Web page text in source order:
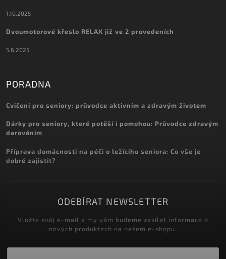
1.10.2025
Dvoumotorové křeslo RELAX již ve 2 provedeních
5.6.2025
PORADNA
Cvičení pro seniory: průvodce aktivním a zdravým životem
Dárky pro seniory, které potěší i pomohou: Průvodce zdravým
darováním
Příprava domácnosti na péči o ležícího seniora: Co vše je
dobré zajistit?
ODEBÍRAT NEWSLETTER
Vložte svůj e-mail a my vám budeme zasílat informace o
nových produktech na našem e-shopu.